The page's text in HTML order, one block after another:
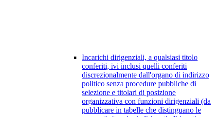
Incarichi dirigenziali, a qualsiasi titolo
conferiti, ivi inclusi quelli conferiti
discrezionalmente dall'organo di indirizzo
politico senza procedure pubbliche di
selezione e titolari di posizione
organizzativa con funzioni dirigenziali (da
pubblicare in tabelle che distinguano le